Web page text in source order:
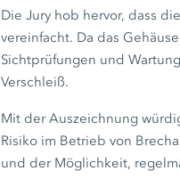
Die Jury hob hervor, dass
vereinfacht. Da das
Sichtprüfungen und
Verschleiß.
Mit der Auszeichnung
Risiko im Betrieb von
und der Möglichkeit,